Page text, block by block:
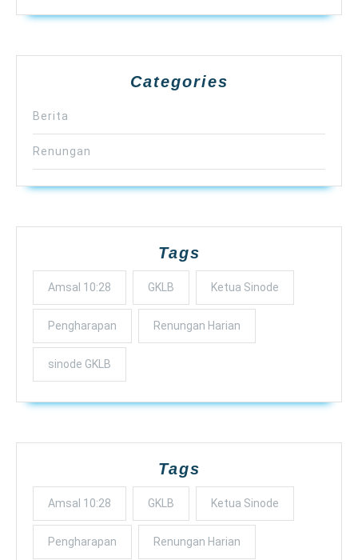
Categories
Berita
Renungan
Tags
Amsal 10:28 GKLB Ketua Sinode
Pengharapan Renungan Harian
sinode GKLB
Tags
Amsal 10:28 GKLB Ketua Sinode
Pengharapan Renungan Harian